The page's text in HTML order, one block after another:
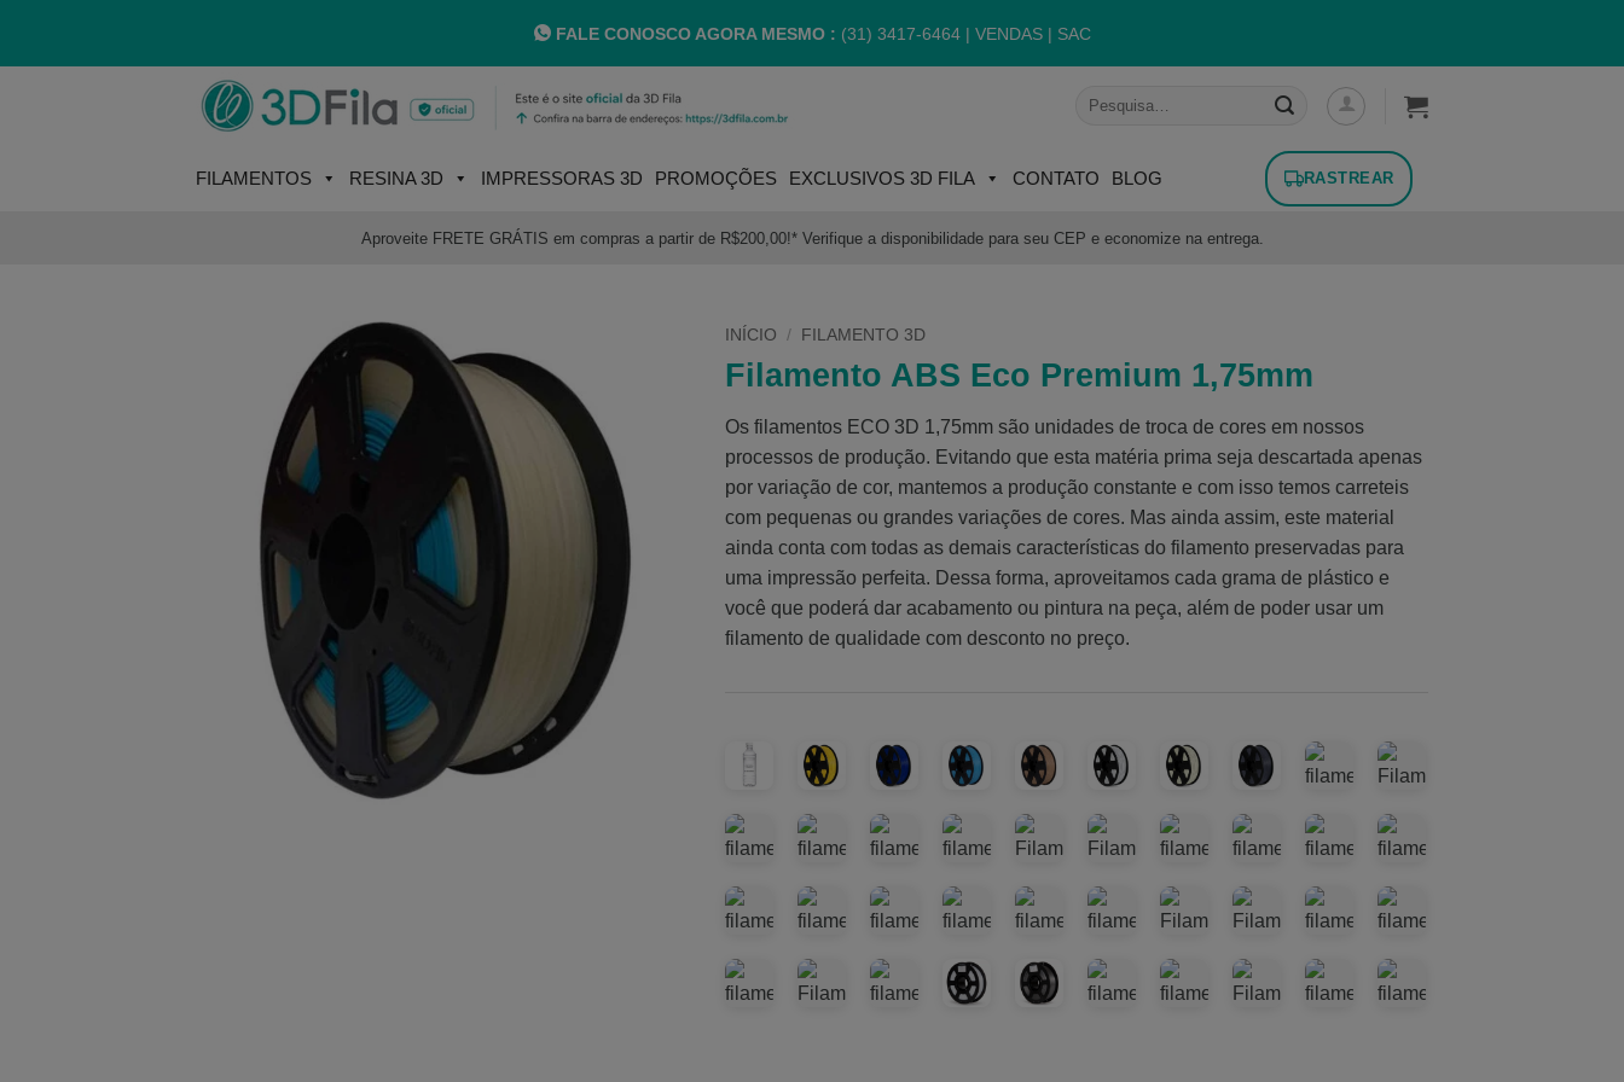
FALE CONOSCO AGORA MESMO : (31) 3417-6464 | VENDAS | SAC
Pesquisar
FILAMENTOS RESINA 3D IMPRESSORAS 3D PROMOÇÕES EXCLUSIVOS 3D FILA CONTATO BLOG RASTREAR
Aproveite FRETE GRÁTIS em compras a partir de R$200,00!* Verifique a disponibilidade para seu CEP e economize na entrega.
INÍCIO / FILAMENTO 3D
Filamento ABS Eco Premium 1,75mm
Os filamentos ECO 3D 1,75mm são unidades de troca de cores em nossos
processos de produção. Evitando que esta matéria prima seja descartada apenas
por variação de cor, mantemos a produção constante e com isso temos carreteis
com pequenas ou grandes variações de cores. Mas ainda assim, este material
ainda conta com todas as demais características do filamento preservadas para
uma impressão perfeita. Dessa forma, aproveitamos cada grama de plástico e
você que poderá dar acabamento ou pintura na peça, além de poder usar um
filamento de qualidade com desconto no preço.